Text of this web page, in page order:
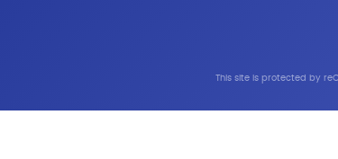
This site is protected by